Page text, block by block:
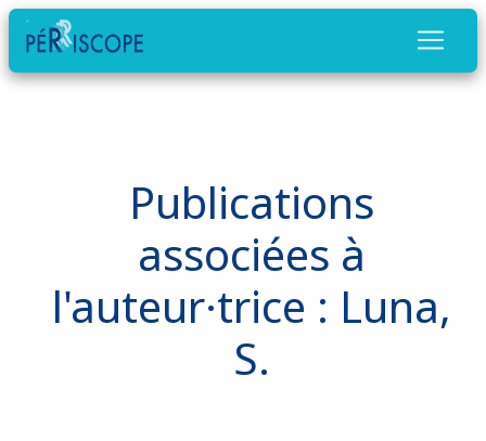
Publications
associées à
l'auteur·trice : Luna,
S.